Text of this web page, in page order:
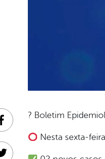
? Boletim
Nesta sexta-
Facebook